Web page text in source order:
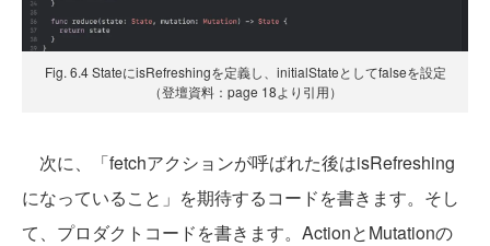
Fig. 6.4 StateにisRefreshingを定義し、initialStateとしてfalseを設定
（登壇資料：page 18より引用）
次に、「fetchアクションが呼ばれた後はisRefreshing
になっていること」を期待するコードを書きます。そし
て、プロダクトコードを書きます。ActionとMutationの